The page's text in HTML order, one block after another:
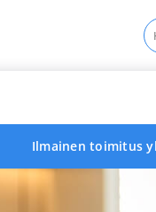
Ilmainen toimitus